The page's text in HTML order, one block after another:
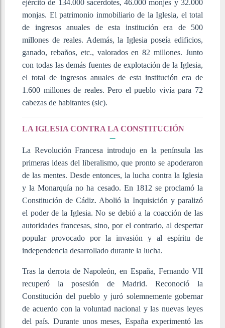
ejército de 134.000 sacerdotes, 46.000 monjes y 32.000
monjas. El patrimonio inmobiliario de la Iglesia, el total
de ingresos anuales de esta institución era de 500
millones de reales. Además, la Iglesia poseía edificios,
ganado, rebaños, etc., valorados en 82 millones. Junto
con todas las demás fuentes de explotación de la Iglesia,
el total de ingresos anuales de esta institución era de
1.600 millones de reales. Pero el pueblo vivía para 72
cabezas de habitantes (sic).
LA IGLESIA CONTRA LA CONSTITUCIÓN
La Revolución Francesa introdujo en la península las
primeras ideas del liberalismo, que pronto se apoderaron
de las mentes. Desde entonces, la lucha contra la Iglesia
y la Monarquía no ha cesado. En 1812 se proclamó la
Constitución de Cádiz. Abolió la Inquisición y paralizó
el poder de la Iglesia. No se debió a la coacción de las
autoridades francesas, sino, por el contrario, al despertar
popular provocado por la invasión y al espíritu de
independencia desarrollado durante la lucha.
Tras la derrota de Napoleón, en España, Fernando VII
recuperó la posesión de Madrid. Reconoció la
Constitución del pueblo y juró solemnemente gobernar
de acuerdo con la voluntad nacional y las nuevas leyes
del país. Durante unos meses, España experimentó las